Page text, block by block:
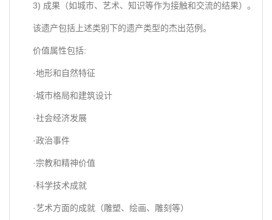
3) 成果（如城市、艺术、知识等作为接触和交流的结果）。
该遗产包括上述类别下的遗产类型的杰出范例。
价值属性包括:
·地形和自然特征
·城市格局和建筑设计
·社会经济发展
·政治事件
·宗教和精神价值
·科学技术成就
·艺术方面的成就（雕塑、绘画、雕刻等）